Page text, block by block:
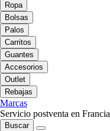
Ropa
Bolsas
Palos
Carritos
Guantes
Accesorios
Outlet
Rebajas
Marcas
Servicio postventa en Francia
Buscar